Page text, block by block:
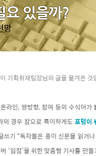
기획취재팀장님의 글을 옮겨온 것
라인, 쌍방향, 참여 등의 수식어가
경우 참으로 특이하게도포털이
쓰기 “독자들은 종이 신문을 읽거
‘입점’을 위한 맞춤형 기사를 만